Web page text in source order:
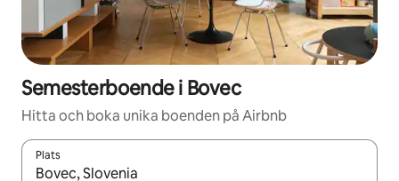
Semesterboende i Bovec
Hitta och boka unika boenden på Airbnb
Plats
När resultaten är tillgängliga kan du navigera med upp- och